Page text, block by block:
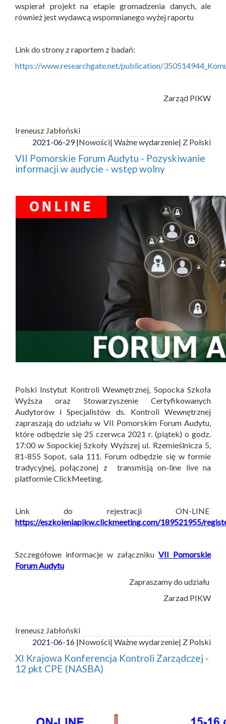
wspierał projekt na etapie gromadzenia danych, ale
również jest wydawcą wspomnianego wyżej raportu
Link do strony z raportem z badań:
https://www.researchgate.net/publication/
Zarząd PIKW
Ireneusz Jabłoński
2021-06-29 |Nowości| Ważne wydarzenie| Z Polski
VII Pomorskie Forum Audytu - Pozyskiwanie
informacji w audycie - wstęp wolny
Polski Instytut Kontroli Wewnętrznej, Sopocka Szkoła
Wyższa oraz Stowarzyszenie Certyfikowanych
Audytorów i Specjalistów ds. Kontroli Wewnętrznej
zapraszają do udziału w VII Pomorskim Forum Audytu,
które odbędzie się 25 czerwca 2021 r. (piątek) o godz.
17:00 w Sopockiej Szkoły Wyższej ul. Rzemieślnicza 5,
81-855 Sopot, sala 111. Forum odbędzie się w formie
tradycyjnej, połączonej z transmisją on-line live na
platformie ClickMeeting.
Link do rejestracji ON-LINE
https://eszkoleniapikw.clickmeeting.com/189521955/
Szczegółowe informacje w załączniku VII Pomorskie
Forum Audytu
Zapraszamy do udziału
Zarzad PIKW
Ireneusz Jabłoński
2021-06-16 |Nowości| Ważne wydarzenie| Z Polski
XI Krajowa Konferencja Kontroli Zarządczej -
12 pkt CPE (NASBA)